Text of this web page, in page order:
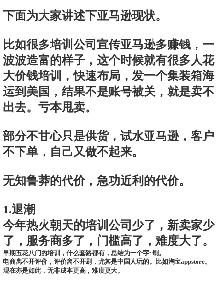
下面为大家讲述下亚马逊现状。
比如很多培训公司宣传亚马逊多赚钱，一
波波造富的样子，这个时候就有很多人花
大价钱培训，快速布局，发一个集装箱海
运到美国，结果不是账号被关，就是卖不
出去。亏本甩卖。
部分不甘心只是供货，试水亚马逊，客户
不下单，自己又做不起来。
无知鲁莽的代价，急功近利的代价。
1.退潮
今年热火朝天的培训公司少了，新卖家少
了，服务商多了，门槛高了，难度大了。
早期五花八门的培训，什么套路都有，总结为一个字~刷。
电商离不开评价，评价离不开刷，尤其是中国人玩的。比如淘宝appstore。
现在亦是如此，无非成本更高，难度更大。